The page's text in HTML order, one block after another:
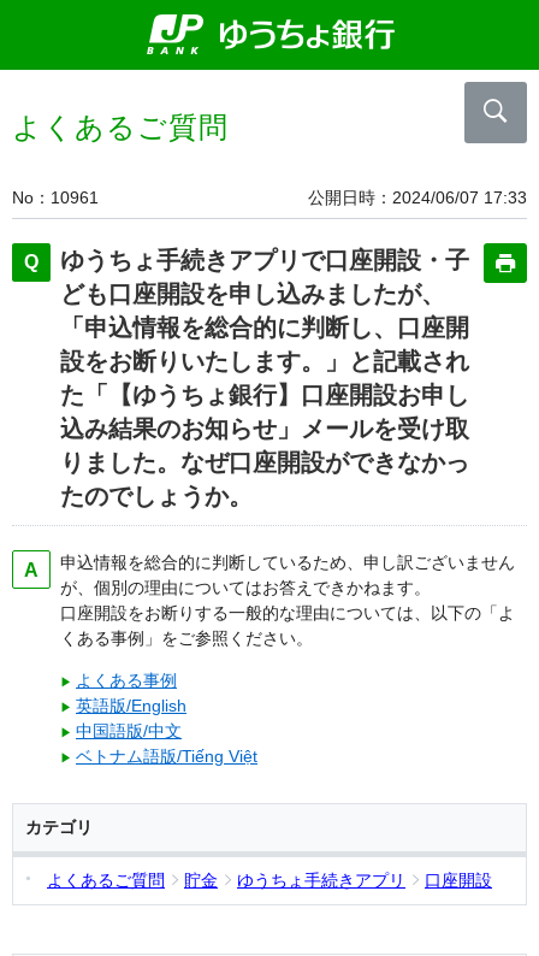
よくあるご質問
No 10961 公開日時 2024/06/07 17:33
ゆうちょ手続きアプリで口座開設・子
ども口座開設を申し込みましたが、
「申込情報を総合的に判断し、口座開
設をお断りいたします。」と記載され
た「【ゆうちょ銀行】口座開設お申し
込み結果のお知らせ」メールを受け取
りました。なぜ口座開設ができなかっ
たのでしょうか。
申込情報を総合的に判断しているため、申し訳ございません
が、個別の理由についてはお答えできかねます。
口座開設をお断りする一般的な理由については、以下の「よ
くある事例」をご参照ください。
▶ よくある事例
▶ 英語版/English
▶ 中国語版/中文
▶ ベトナム語版/Tiếng Việt
カテゴリ
よくあるご質問 貯金 ゆうちょ手続きアプリ 口座開設